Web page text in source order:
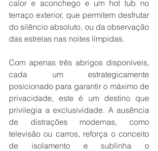
calor e aconchego e um hot tub no
terraço exterior, que permitem desfrutar
do silêncio absoluto, ou da observação
das estrelas nas noites límpidas.
Com apenas três abrigos disponíveis,
cada um estrategicamente
posicionado para garantir o máximo de
privacidade, este é um destino que
privilegia a exclusividade. A ausência
de distrações modernas, como
televisão ou carros, reforça o conceito
de isolamento e sublinha o